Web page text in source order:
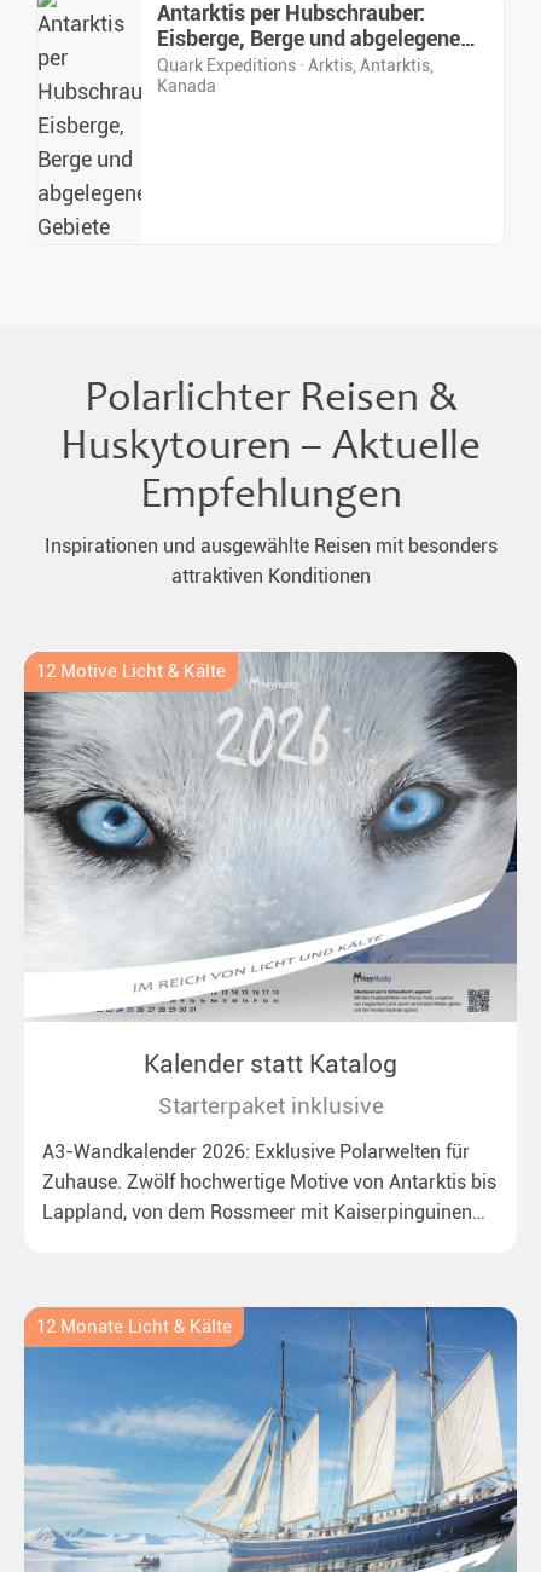
Antarktis per Hubschrauber:
Eisberge, Berge und abgelegene
Gebiete
Quark Expeditions · Arktis, Antarktis,
Kanada
Polarlichter Reisen &
Huskytouren – Aktuelle
Empfehlungen
Inspirationen und ausgewählte Reisen mit besonders
attraktiven Konditionen
12 Motive Licht & Kälte
Kalender statt Katalog
Starterpaket inklusive
A3-Wandkalender 2026: Exklusive Polarwelten für
Zuhause. Zwölf hochwertige Motive von Antarktis bis
Lappland, von dem Rossmeer mit Kaiserpinguinen
12 Monate Licht & Kälte